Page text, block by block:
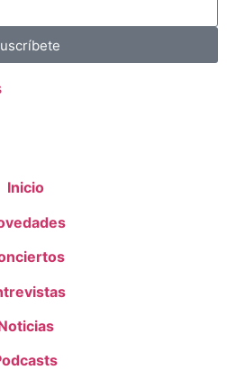
Inicio